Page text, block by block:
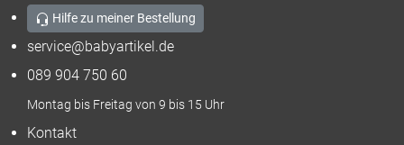
Hilfe zu meiner Bestellung
service@babyartikel.de
089 904 750 60
Montag bis Freitag von 9 bis 15 Uhr
Kontakt